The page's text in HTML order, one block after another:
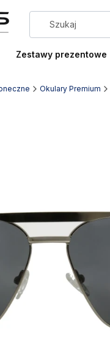
Zestawy prezentowe
Okulary Premium